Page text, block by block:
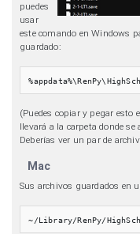
puedes
usar
este comando en Windows
guardado:
(Puedes copiar y pegar esto
llevará a la carpeta donde
Deberías ver un par de
Mac
Sus archivos guardados en
~/Library/RenPy/